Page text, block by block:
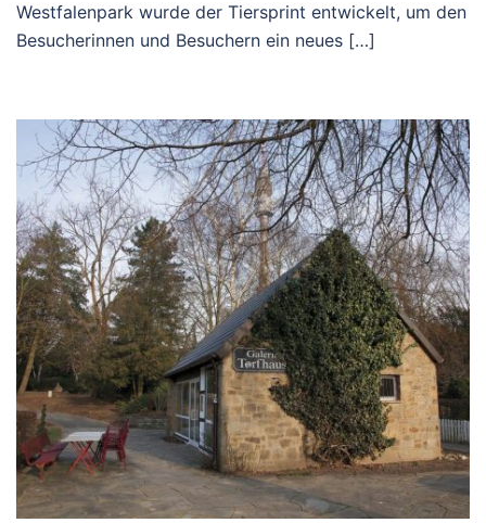
Westfalenpark wurde der Tiersprint entwickelt, um den
Besucherinnen und Besuchern ein neues […]